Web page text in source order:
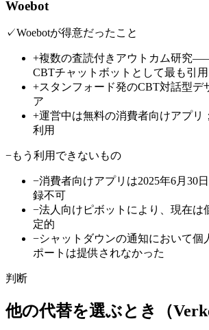
Woebot
✓Woebotが得意だったこと
+複数の査読付きアウトカム研究
CBTチャットボットとして最も引
+スタンフォード発のCBT対話型デ
ア
+運営中は無料の消費者向けアプリ
利用
−もう利用できないもの
−消費者向けアプリは2025年6月
録不可
−法人向けピボットにより、現在は
定的
−シャットダウンの通知において個
ポートは提供されなかった
判断
他の代替を選ぶとき（